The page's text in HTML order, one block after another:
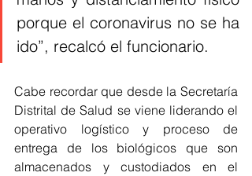
porque el coronavirus no se ha
ido”, recalcó el funcionario.
Cabe recordar que desde la Secretaría
Distrital de Salud se viene liderando el
operativo logístico y proceso de
entrega de los biológicos que son
almacenados y custodiados en el